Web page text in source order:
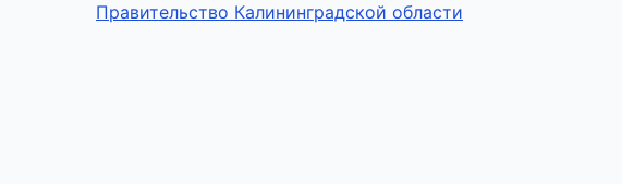
Правительство Калининградской области